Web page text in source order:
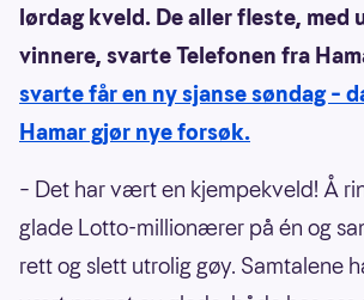
lørdag kveld. De aller fleste, med
vinnere, svarte Telefonen fra
svarte får en ny sjanse søndag –
Hamar gjør nye forsøk.
– Det har vært en kjempekveld! Å
glade Lotto-millionærer på én og
rett og slett utrolig gøy. Samtalene